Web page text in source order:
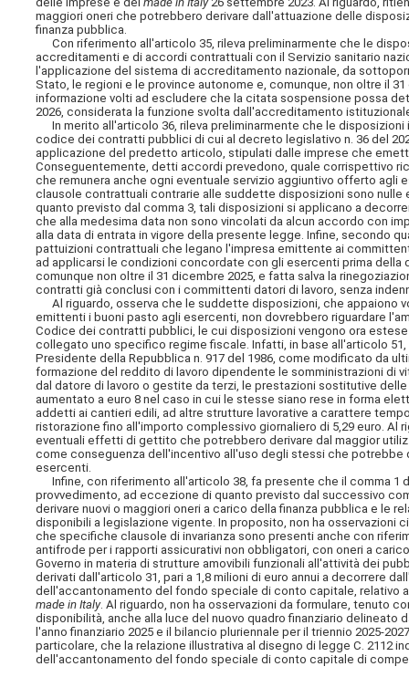
maggiori oneri che potrebbero derivare dall'attuazione delle
finanza pubblica.
Con riferimento all'articolo 35, rileva preliminarmente che le
accreditamenti e di accordi contrattuali con il Servizio sanitario
l'applicazione del sistema di accreditamento nazionale, da
Stato, le regioni e le province autonome e, comunque, non oltre il
informazione volti ad escludere che la citata sospensione possa
2026, considerata la funzione svolta dall'accreditamento
In merito all'articolo 36, rileva preliminarmente che le
codice dei contratti pubblici di cui al decreto legislativo n. 36 del
applicazione del predetto articolo, stipulati dalle imprese che
Conseguentemente, detti accordi prevedono, quale corrispettivo
che remunera anche ogni eventuale servizio aggiuntivo offerto agli
clausole contrattuali contrarie alle suddette disposizioni sono
quanto previsto dal comma 3, tali disposizioni si applicano a
che alla medesima data non sono vincolati da alcun accordo con
alla data di entrata in vigore della presente legge. Infine, secondo
pattuizioni contrattuali che legano l'impresa emittente ai
ad applicarsi le condizioni concordate con gli esercenti prima
comunque non oltre il 31 dicembre 2025, e fatta salva la
contratti già conclusi con i committenti datori di lavoro, senza
Al riguardo, osserva che le suddette disposizioni, che appaiono
emittenti i buoni pasto agli esercenti, non dovrebbero riguardare
Codice dei contratti pubblici, le cui disposizioni vengono ora
collegato uno specifico regime fiscale. Infatti, in base all'articolo
Presidente della Repubblica n. 917 del 1986, come modificato da
formazione del reddito di lavoro dipendente le somministrazioni di
dal datore di lavoro o gestite da terzi, le prestazioni sostitutive
aumentato a euro 8 nel caso in cui le stesse siano rese in forma
addetti ai cantieri edili, ad altre strutture lavorative a carattere
ristorazione fino all'importo complessivo giornaliero di 5,29 euro. Al
eventuali effetti di gettito che potrebbero derivare dal maggior
come conseguenza dell'incentivo all'uso degli stessi che
esercenti.
Infine, con riferimento all'articolo 38, fa presente che il comma 1
provvedimento, ad eccezione di quanto previsto dal successivo
derivare nuovi o maggiori oneri a carico della finanza pubblica e le
disponibili a legislazione vigente. In proposito, non ha osservazioni
che specifiche clausole di invarianza sono presenti anche con
antifrode per i rapporti assicurativi non obbligatori, con oneri a
Governo in materia di strutture amovibili funzionali all'attività dei
derivati dall'articolo 31, pari a 1,8 milioni di euro annui a decorrere
dell'accantonamento del fondo speciale di conto capitale, relativo
made in Italy. Al riguardo, non ha osservazioni da formulare, tenuto
disponibilità, anche alla luce del nuovo quadro finanziario delineato
l'anno finanziario 2025 e il bilancio pluriennale per il triennio 2025-
particolare, che la relazione illustrativa al disegno di legge C. 2112
dell'accantonamento del fondo speciale di conto capitale di